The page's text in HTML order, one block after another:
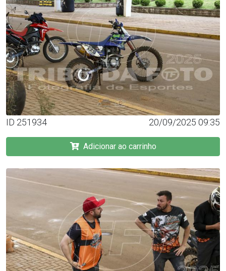
ID 251934 20/09/2025 09:35
Adicionar ao carrinho